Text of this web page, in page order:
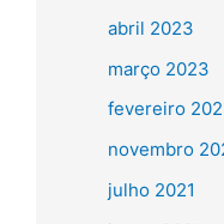
abril 2023
março 2023
fevereiro
novembro
julho 2021